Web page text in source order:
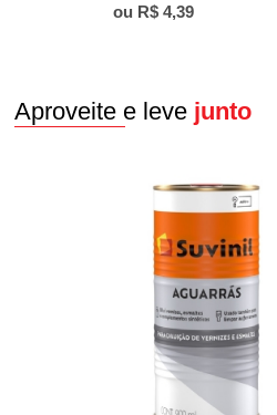
R$ 4,39
Aproveite e leve junto